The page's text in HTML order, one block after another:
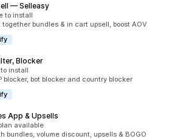
— Selleasy
to install
bundles & in cart upsell, boost AOV
Blocker
to install
blocker, bot blocker and country blocker
App & Upsells
available
bundles, volume discount, upsells & BOGO